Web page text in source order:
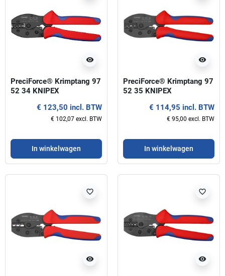
visibility
PreciForce® Krimptang 97
52 34 KNIPEX
€ 123,50 incl. BTW
€ 102,07 excl. BTW
In winkelwagen
visibility
PreciForce® Krimptang 97
52 35 KNIPEX
€ 114,95 incl. BTW
€ 95,00 excl. BTW
In winkelwagen
visibility
favorite_border
visibility
favorite_border